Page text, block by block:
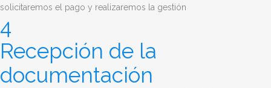
solicitaremos el pago y realizaremos la gestión
4
Recepción de la
documentación